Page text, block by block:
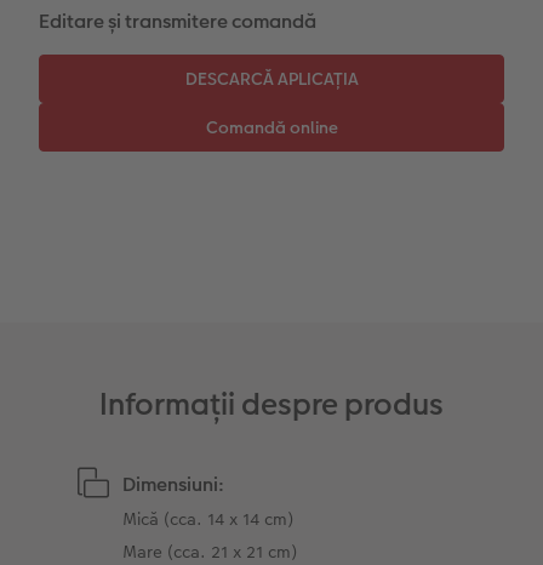
Instant Foto
Sticker instant
Colaje foto
Bandă foto
Editare și transmitere comandă
Informații despre produs
Dimensiuni:
Mică (cca. 14 x 14 cm)
Mare (cca. 21 x 21 cm)